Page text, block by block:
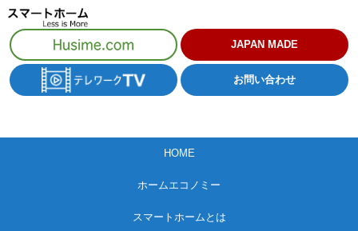
コ
ン
ン
JAPAN MADE
お問い合わせ
HOME
ホームエコノミー
スマートホームとは